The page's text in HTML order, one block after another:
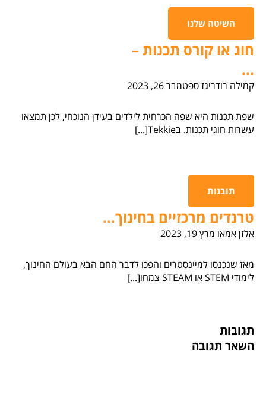
השיטה שלנו
חוג או קורס תכנות –
...
קמילה רודריגזספטמבר 26, 2023
שפת תכנות היא שפה הכרחית לילדים בעידן הנוכחי, לכן תמצאו
עשרות חוגי תכנות. בTekkie[...]
תובנות
טרנדים מרכזיים בחינוך...
אלזן אמאו מרץ 19, 2023
מאז שנכנסו למיינסטרים והפכו לדבר החם הבא בעולם החינוך,
לימודי STEM או STEAM צמחו[...]
תגובות
השאר תגובה